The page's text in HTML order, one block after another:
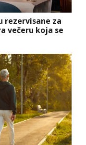
rezervisane za
večeru koja se